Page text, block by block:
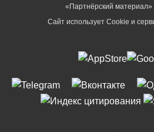
«Партнёрский материал»
Сайт использует Cookie и